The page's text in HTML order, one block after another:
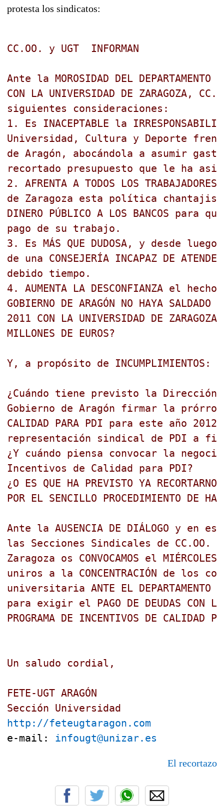
protesta los sindicatos:
CC.OO. y UGT  INFORMAN
Ante la MOROSIDAD DEL DEPARTAMENTO
CON LA UNIVERSIDAD DE ZARAGOZA,
siguientes consideraciones:
1. Es INACEPTABLE la
Universidad, Cultura y Deporte
de Aragón, abocándola a asumir
recortado presupuesto que le ha
2. AFRENTA A TODOS LOS
de Zaragoza esta política
DINERO PÚBLICO A LOS BANCOS
pago de su trabajo.
3. Es MÁS QUE DUDOSA, y desde
de una CONSEJERÍA INCAPAZ DE
debido tiempo.
4. AUMENTA LA DESCONFIANZA el
GOBIERNO DE ARAGÓN NO HAYA
2011 CON LA UNIVERSIDAD DE
MILLONES DE EUROS?
Y, a propósito de INCUMPLIMIENTOS:
¿Cuándo tiene previsto la
Gobierno de Aragón firmar la prórroga
CALIDAD PARA PDI para este año
representación sindical de PDI a
¿Y cuándo piensa convocar la
Incentivos de Calidad para PDI?
¿O ES QUE HA PREVISTO YA
POR EL SENCILLO PROCEDIMIENTO DE
Ante la AUSENCIA DE DIÁLOGO y en
las Secciones Sindicales de
Zaragoza os CONVOCAMOS el
uniros a la CONCENTRACIÓN de los
universitaria ANTE EL DEPARTAMENTO
para exigir el PAGO DE DEUDAS CON
PROGRAMA DE INCENTIVOS DE CALIDAD
Un saludo cordial,
FETE-UGT ARAGÓN
Sección Universidad
http://feteugtaragon.com
e-mail: infougt@unizar.es
El recortazo